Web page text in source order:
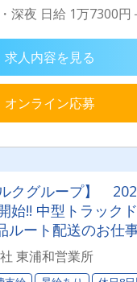
夜 日給 1万7300円
求人内容を見る
オンライン応募
ルクグループ】
始!! 中型トラック
ルート配送のお仕
東浦和営業所